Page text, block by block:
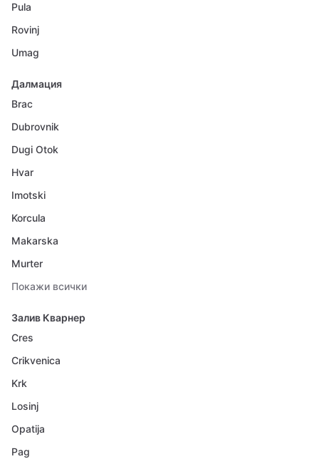
Pula
Rovinj
Umag
Далмация
Brac
Dubrovnik
Dugi Otok
Hvar
Imotski
Korcula
Makarska
Murter
Покажи всички
Залив Кварнер
Cres
Crikvenica
Krk
Losinj
Opatija
Pag